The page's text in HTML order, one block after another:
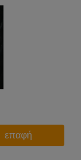
επαφή